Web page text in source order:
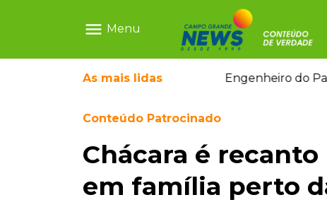
menu Menu
As mais lidas
do Pantanal: tatu-canastra pode ganhar dia oficial em
Conteúdo Patrocinado
Chácara é
em família perto